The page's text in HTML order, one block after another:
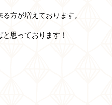
方が増えております。
思っております！